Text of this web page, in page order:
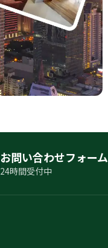
お問い合わせフォーム
24時間受付中